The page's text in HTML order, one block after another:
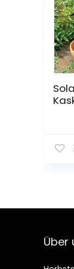
Über